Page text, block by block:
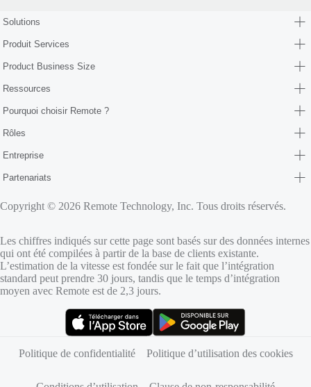
Solutions
Produit Services
Product Business Size
Ressources
Pourquoi choisir Remote ?
Rôles
Entreprise
Partenariats
Copyright © 2026 Remote Technology, Inc. Tous droits réservés.
Les chiffres indiqués sur cette page sont basés sur des données internes
qui ont été compilées à partir de la base de clients existante.
L’estimation de la vitesse est fondée sur le fait que l’intégration
standard peut prendre 30 jours, tandis que le temps d’intégration
moyen avec Remote est de 2,3 jours.
Politique de confidentialité
Politique d’utilisation des cookies